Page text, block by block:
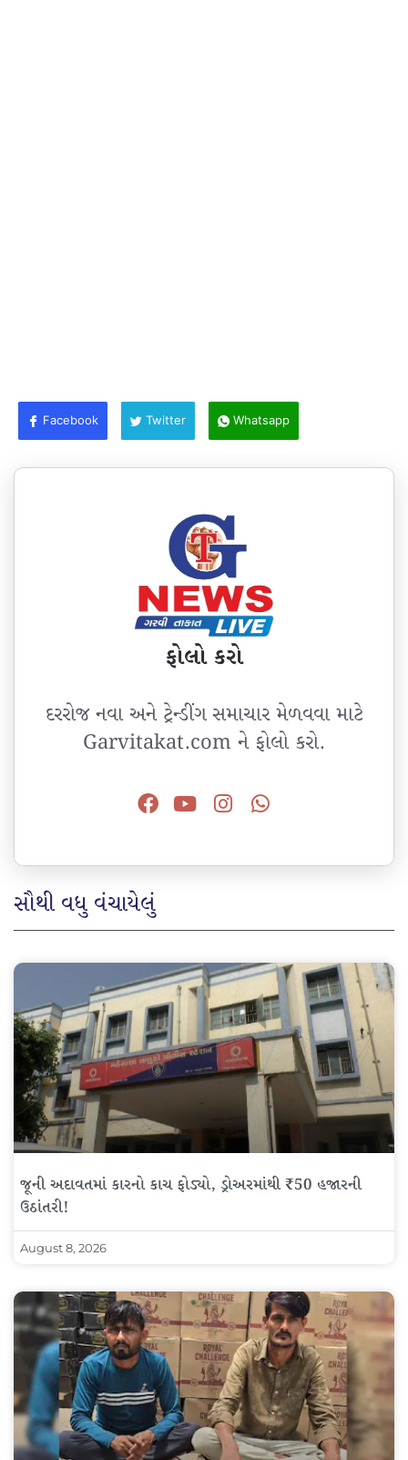
Facebook Twitter Whatsapp
ફોલો કરો
દરરોજ નવા અને ટ્રેન્ડીંગ સમાચાર મેળવવા માટે
Garvitakat.com ને ફોલો કરો.
સૌથી વધુ વંચાયેલું
જૂની અદાવતમાં કારનો કાચ ફોડ્યો, ડ્રોઅરમાંથી ₹50 હજારની
ઉઠાંતરી!
August 8, 2026